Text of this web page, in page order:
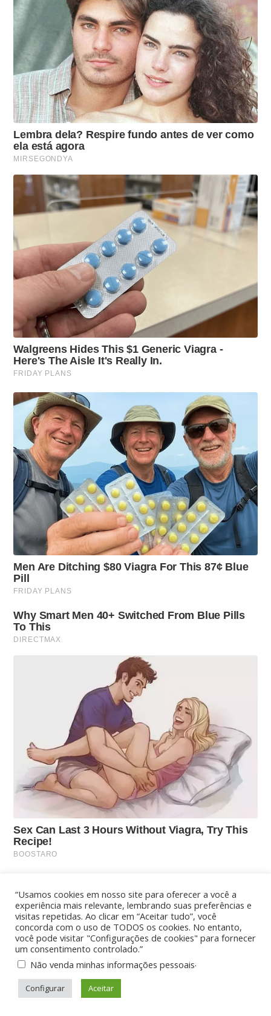
“Usamos cookies em nosso site para oferecer a você a
experiência mais relevante, lembrando suas preferências e
visitas repetidas. Ao clicar em “Aceitar tudo”, você
concorda com o uso de TODOS os cookies. No entanto,
você pode visitar "Configurações de cookies" para fornecer
um consentimento controlado.”
Não venda minhas informações pessoais.
Configurar Aceitar